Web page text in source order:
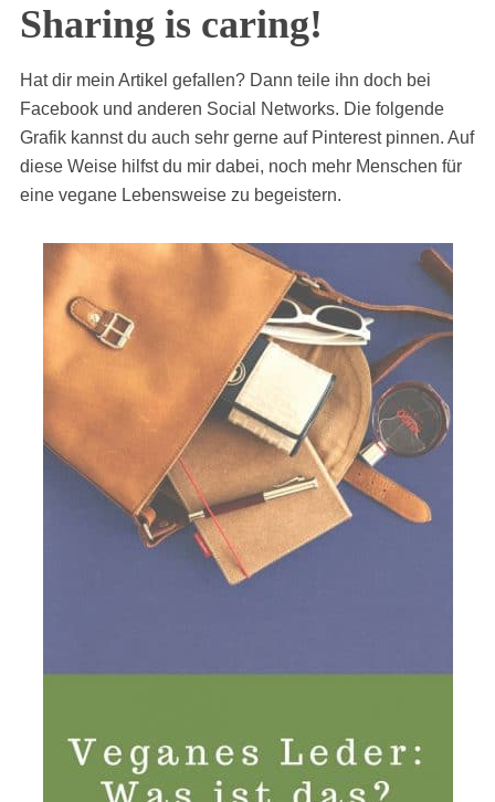
Sharing is caring!
Hat dir mein Artikel gefallen? Dann teile ihn doch bei
Facebook und anderen Social Networks. Die folgende
Grafik kannst du auch sehr gerne auf Pinterest pinnen. Auf
diese Weise hilfst du mir dabei, noch mehr Menschen für
eine vegane Lebensweise zu begeistern.